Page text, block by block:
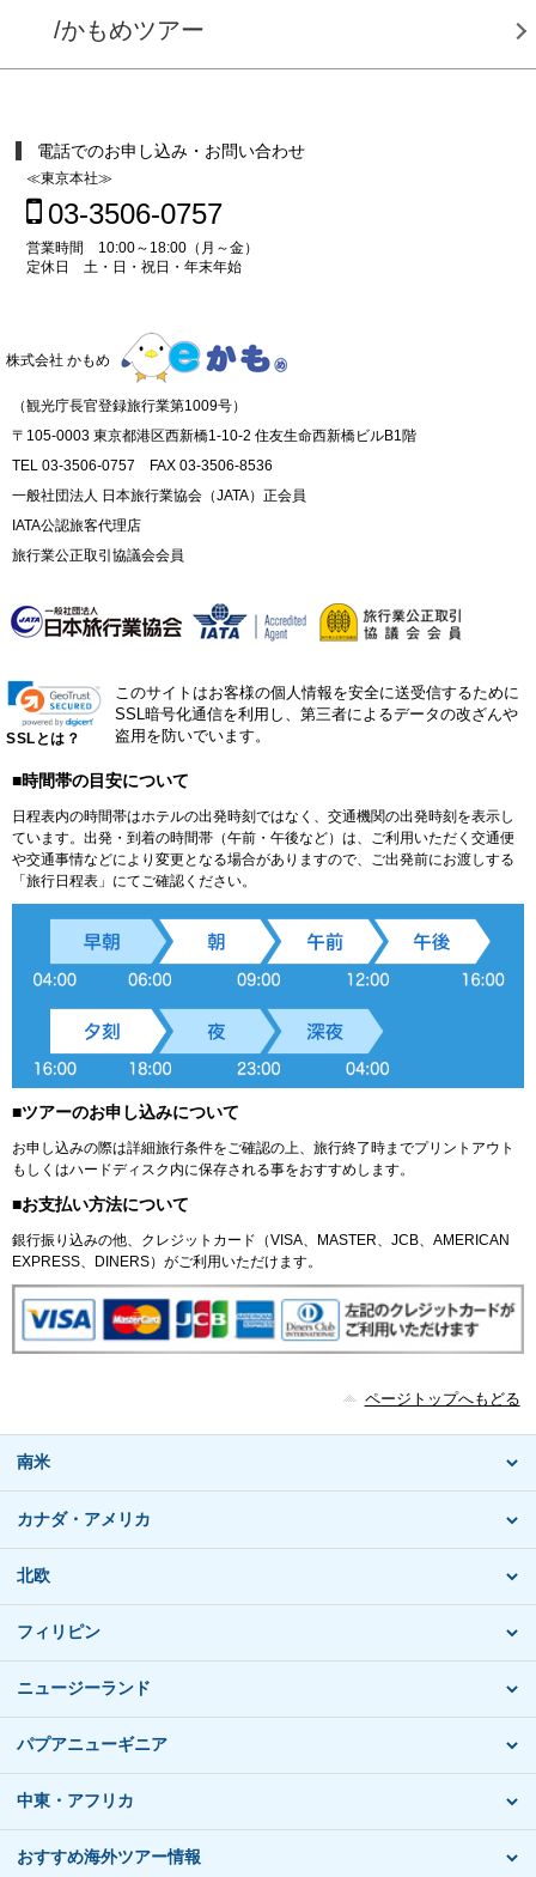
/かもめツアー
電話でのお申し込み・お問い合わせ
≪東京本社≫
03-3506-0757
営業時間 10:00～18:00（月～金）
定休日 土・日・祝日・年末年始
株式会社 かもめ
（観光庁長官登録旅行業第1009号）
〒105-0003 東京都港区西新橋1-10-2 住友生命西新橋ビルB1階
TEL 03-3506-0757 FAX 03-3506-8536
一般社団法人 日本旅行業協会（JATA）正会員
IATA公認旅客代理店
旅行業公正取引協議会会員
SSLとは？
このサイトはお客様の個人情報を安全に送受信するために
SSL暗号化通信を利用し、第三者によるデータの改ざんや
盗用を防いでいます。
■時間帯の目安について
日程表内の時間帯はホテルの出発時刻ではなく、交通機関の出発時刻を表示し
ています。出発・到着の時間帯（午前・午後など）は、ご利用いただく交通便
や交通事情などにより変更となる場合がありますので、ご出発前にお渡しする
「旅行日程表」にてご確認ください。
■ツアーのお申し込みについて
お申し込みの際は詳細旅行条件をご確認の上、旅行終了時までプリントアウト
もしくはハードディスク内に保存される事をおすすめします。
■お支払い方法について
銀行振り込みの他、クレジットカード（VISA、MASTER、JCB、AMERICAN
EXPRESS、DINERS）がご利用いただけます。
ページトップへもどる
南米
カナダ・アメリカ
北欧
フィリピン
ニュージーランド
パプアニューギニア
中東・アフリカ
おすすめ海外ツアー情報